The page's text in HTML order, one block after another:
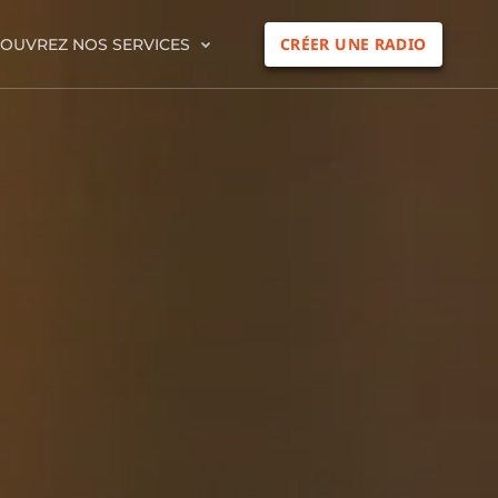
CRÉER UNE RADIO
NOS SERVICES